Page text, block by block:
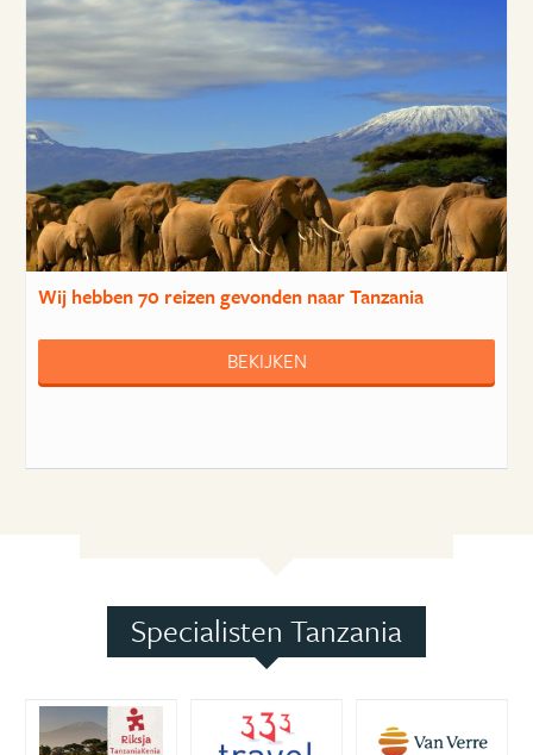
Wij hebben70 reizengevonden naar Tanzania
BEKIJKEN
Specialisten Tanzania